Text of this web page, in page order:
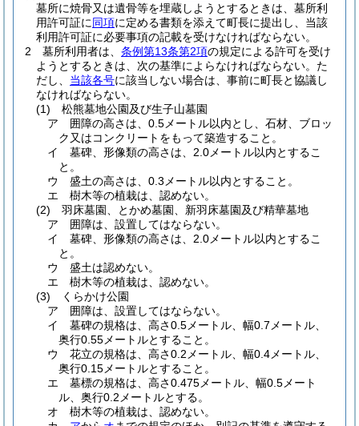
墓所に焼骨又は遺骨等を埋蔵しようとするときは、墓所利
用許可証に同項に定める書類を添えて町長に提出し、当該
利用許可証に必要事項の記載を受けなければならない。
2
墓所利用者は、 条例第13条第2項の規定による許可を受け
ようとするときは、次の基準によらなければならない。 た
だし、 当該各号に該当しない場合は、事前に町長と協議し
なければならない。
(1)
松熊墓地公園及び生子山墓園
ア
囲障の高さは、0.5メートル以内とし、石材、ブロッ
ク又はコンクリートをもって築造すること。
イ
墓碑、形像類の高さは、2.0メートル以内とするこ
と。
ウ
盛土の高さは、0.3メートル以内とすること。
エ
樹木等の植栽は、認めない。
(2)
羽床墓園、とかめ墓園、新羽床墓園及び精華墓地
ア
囲障は、設置してはならない。
イ
墓碑、形像類の高さは、2.0メートル以内とするこ
と。
ウ
盛土は認めない。
エ
樹木等の植栽は、認めない。
(3)
くらかけ公園
ア
囲障は、設置してはならない。
イ
墓碑の規格は、高さ0.5メートル、幅0.7メートル、
奥行0.55メートルとすること。
ウ
花立の規格は、高さ0.2メートル、幅0.4メートル、
奥行0.15メートルとすること。
エ
墓標の規格は、高さ0.475メートル、幅0.5メート
ル、奥行0.2メートルとする。
オ
樹木等の植栽は、認めない。